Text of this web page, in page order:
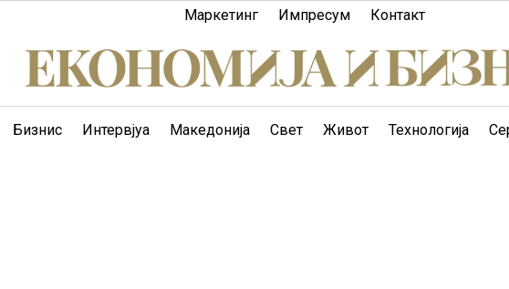
Маркетинг Импресум Контакт
Бизнис Интервјуа Македонија Свет Живот Технологија